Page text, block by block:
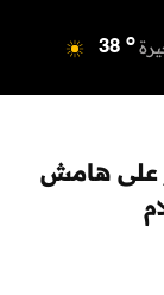
38 o
39 o
على هامش